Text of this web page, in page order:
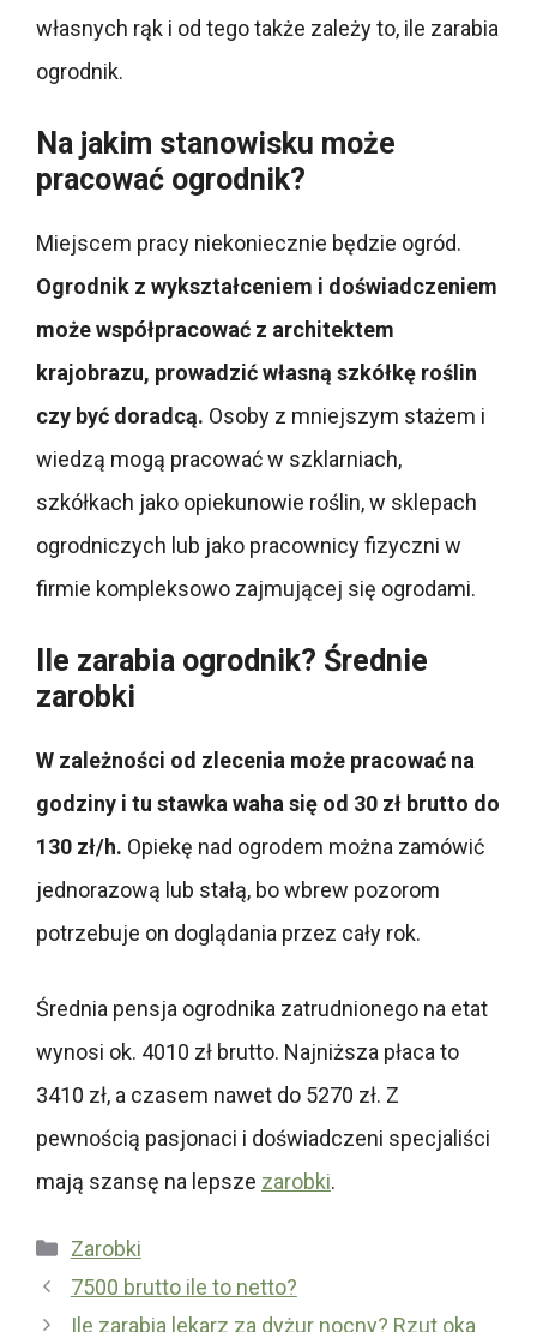
własnych rąk i od tego także zależy to, ile zarabia
ogrodnik.
Na jakim stanowisku może
pracować ogrodnik?
Miejscem pracy niekoniecznie będzie ogród.
Ogrodnik z wykształceniem i doświadczeniem
może współpracować z architektem
krajobrazu, prowadzić własną szkółkę roślin
czy być doradcą. Osoby z mniejszym stażem i
wiedzą mogą pracować w szklarniach,
szkółkach jako opiekunowie roślin, w sklepach
ogrodniczych lub jako pracownicy fizyczni w
firmie kompleksowo zajmującej się ogrodami.
Ile zarabia ogrodnik? Średnie
zarobki
W zależności od zlecenia może pracować na
godziny i tu stawka waha się od 30 zł brutto do
130 zł/h. Opiekę nad ogrodem można zamówić
jednorazową lub stałą, bo wbrew pozorom
potrzebuje on doglądania przez cały rok.
Średnia pensja ogrodnika zatrudnionego na etat
wynosi ok. 4010 zł brutto. Najniższa płaca to
3410 zł, a czasem nawet do 5270 zł. Z
pewnością pasjonaci i doświadczeni specjaliści
mają szansę na lepsze zarobki.
Kategorie
Zarobki
7500 brutto ile to netto?
Ile zarabia lekarz za dyżur nocny? Rzut oka